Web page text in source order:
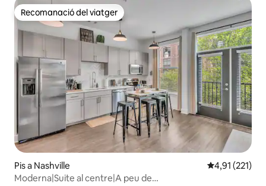
Recomanació del viatger
Recomanació del viatger
Pis a Nashville 4,91 de
4,91 (221)
Moderna|Suite al centre|A peu de